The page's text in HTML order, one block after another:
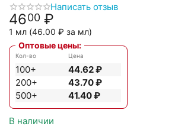
Написать отзыв
4600 ₽
1 мл (46.00 ₽ за мл)
Оптовые цены:
Кол-во
100+
200+
500+
Цена
44.62₽
43.70₽
41.40₽
В наличии